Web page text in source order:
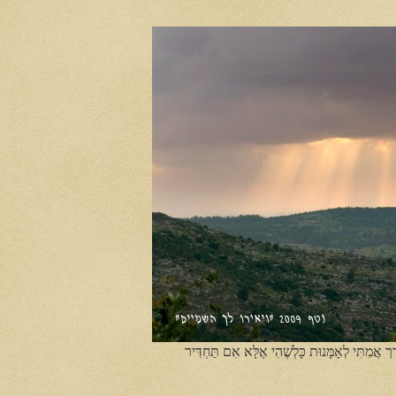
אֲמִתִּי לְאָמָּנוּת כָּלְשֶׁהִי אֶלָּא אִם תַּחְדִּיר